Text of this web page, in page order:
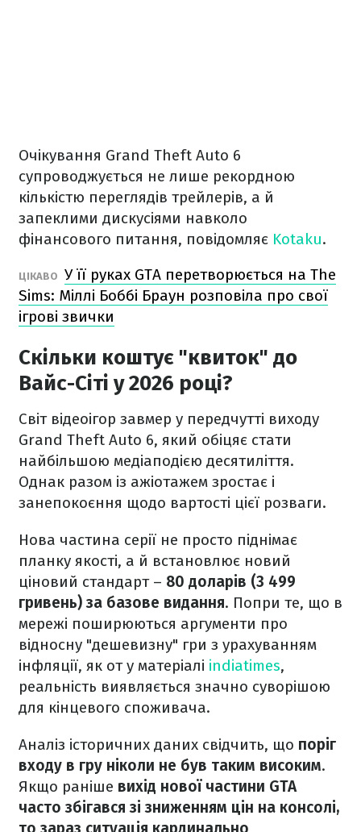
Очікування Grand Theft Auto 6
супроводжується не лише рекордною
кількістю переглядів трейлерів, а й
запеклими дискусіями навколо
фінансового питання, повідомляє Kotaku.
ЦІКАВО У її руках GTA перетворюється на The
Sims: Міллі Боббі Браун розповіла про свої
ігрові звички
Скільки коштує "квиток" до
Вайс-Сіті у 2026 році?
Світ відеоігор завмер у передчутті виходу
Grand Theft Auto 6, який обіцяє стати
найбільшою медіаподією десятиліття.
Однак разом із ажіотажем зростає і
занепокоєння щодо вартості цієї розваги.
Нова частина серії не просто піднімає
планку якості, а й встановлює новий
ціновий стандарт – 80 доларів (3 499
гривень) за базове видання. Попри те, що в
мережі поширюються аргументи про
відносну "дешевизну" гри з урахуванням
інфляції, як от у матеріалі indiatimes,
реальність виявляється значно суворішою
для кінцевого споживача.
Аналіз історичних даних свідчить, що поріг
входу в гру ніколи не був таким високим.
Якщо раніше вихід нової частини GTA
часто збігався зі зниженням цін на консолі,